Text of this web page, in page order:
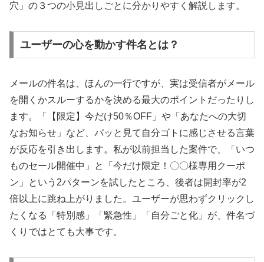
穴」の３つの小見出しごとに分かりやすく解説します。
ユーザーの心を動かす件名とは？
メールの件名は、ほんの一行ですが、実は受信者がメール
を開くかスルーするかを決める最大のポイントだったりし
ます。「【限定】今だけ50％OFF」や「あなたへの大切
なお知らせ」など、パッと見て自分ゴトに感じさせる言葉
が反応を引き出します。私が以前担当した案件で、「いつ
ものセール開催中」と「今だけ限定！〇〇様専用クーポ
ン」という2パターンを試したところ、後者は開封率が2
倍以上に跳ね上がりました。ユーザーが思わずクリックし
たくなる「特別感」「緊急性」「自分ごと化」が、件名づ
くりではとても大事です。